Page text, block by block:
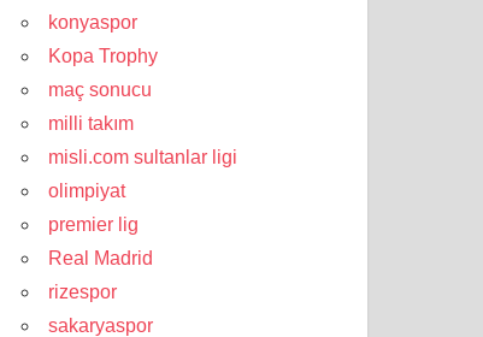
konyaspor
Kopa Trophy
maç sonucu
milli takım
misli.com sultanlar ligi
olimpiyat
premier lig
Real Madrid
rizespor
sakaryaspor